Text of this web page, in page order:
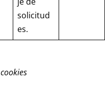
solicitud
es.
cookies